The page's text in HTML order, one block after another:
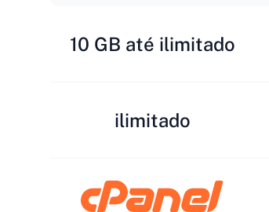
10 GB até ilimitado
ilimitado